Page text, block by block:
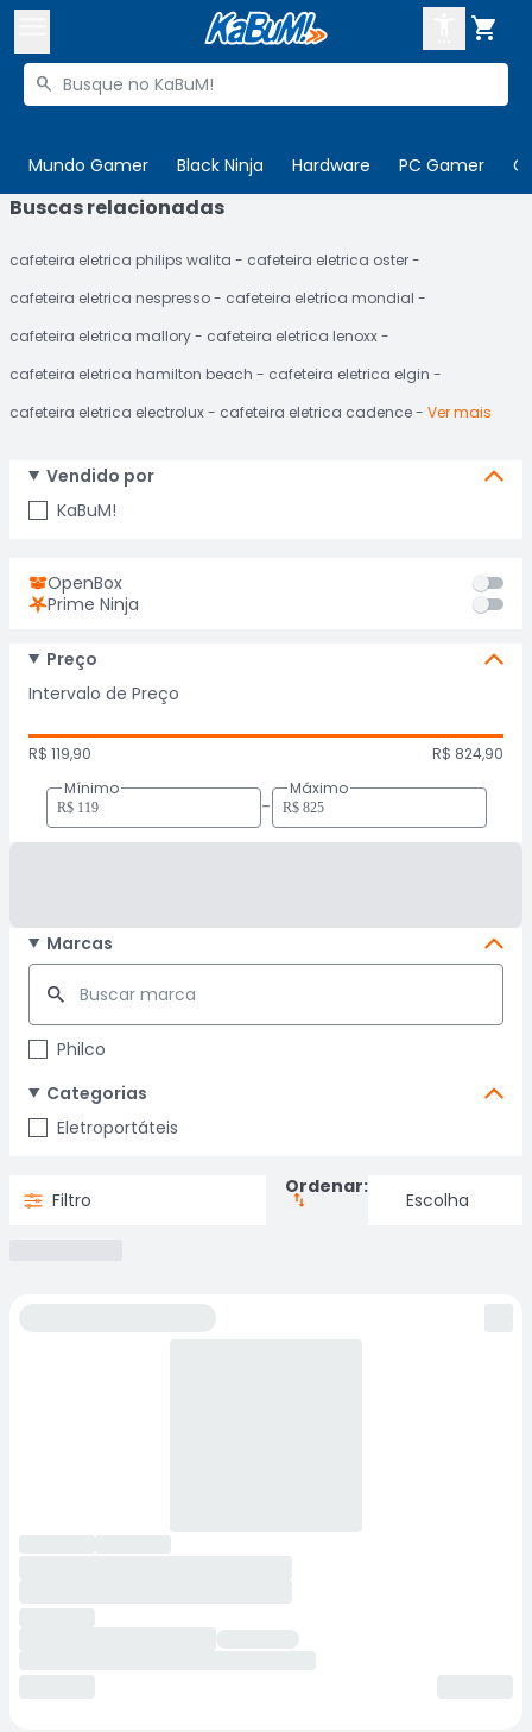

Buscar produtos

Mundo Gamer Black Ninja Hardware PC Gamer

 Departamentos
Cupons
Mais Vendidos
ENTRE
CADASTRE-SE
Buscas relacionadas
cafeteira eletrica philips walita
cafeteira eletrica oster
cafeteira eletrica nespresso
cafeteira eletrica mondial
cafeteira eletrica mallory
cafeteira eletrica lenoxx
cafeteira eletrica hamilton beach
cafeteira eletrica elgin
cafeteira eletrica electrolux
cafeteira eletrica cadence Ver mais
Vendido por
KaBuM!
OpenBox
Prime Ninja
Preço
Intervalo de Preço
R$ 119,90
R$ 824,90
Mínimo
-
Máximo
Marcas
Philco
Categorias
Eletroportáteis
Filtro
Ordenar: